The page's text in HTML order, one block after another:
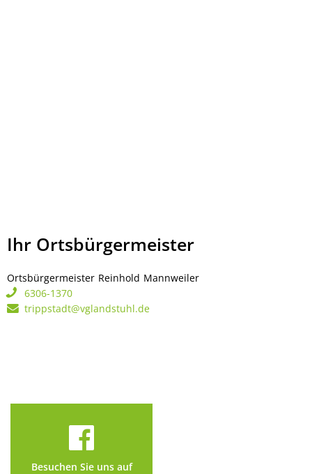
Ihr Ortsbürgermeister
Ortsbürgermeister Reinhold Mannweiler
6306-1370
trippstadt@vglandstuhl.de
Besuchen Sie uns auf